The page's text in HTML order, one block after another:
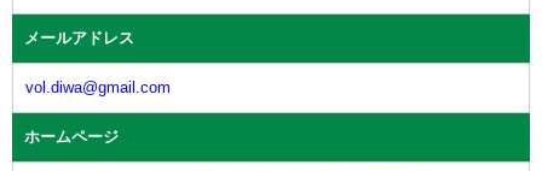
メールアドレス
vol.diwa@gmail.com
ホームページ